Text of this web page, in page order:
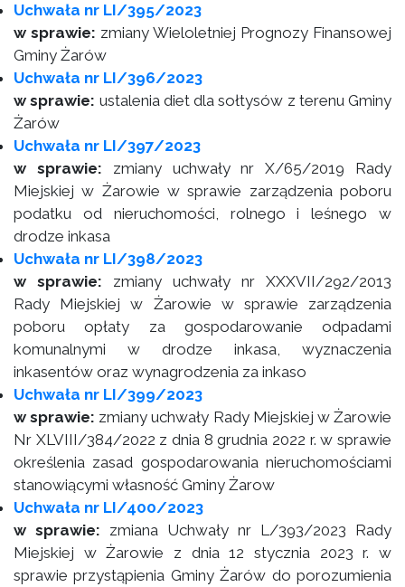
Uchwała nr LI/395/2023
w sprawie: zmiany Wieloletniej Prognozy Finansowej
Gminy Żarów
Uchwała nr LI/396/2023
w sprawie: ustalenia diet dla sołtysów z terenu Gminy
Żarów
Uchwała nr LI/397/2023
w sprawie: zmiany uchwały nr X/65/2019 Rady
Miejskiej w Żarowie w sprawie zarządzenia poboru
podatku od nieruchomości, rolnego i leśnego w
drodze inkasa
Uchwała nr LI/398/2023
w sprawie: zmiany uchwały nr XXXVII/292/2013
Rady Miejskiej w Żarowie w sprawie zarządzenia
poboru opłaty za gospodarowanie odpadami
komunalnymi w drodze inkasa, wyznaczenia
inkasentów oraz wynagrodzenia za inkaso
Uchwała nr LI/399/2023
w sprawie: zmiany uchwały Rady Miejskiej w Żarowie
Nr XLVIII/384/2022 z dnia 8 grudnia 2022 r. w sprawie
określenia zasad gospodarowania nieruchomościami
stanowiącymi własność Gminy Żarow
Uchwała nr LI/400/2023
w sprawie: zmiana Uchwały nr L/393/2023 Rady
Miejskiej w Żarowie z dnia 12 stycznia 2023 r. w
sprawie przystąpienia Gminy Żarów do porozumienia